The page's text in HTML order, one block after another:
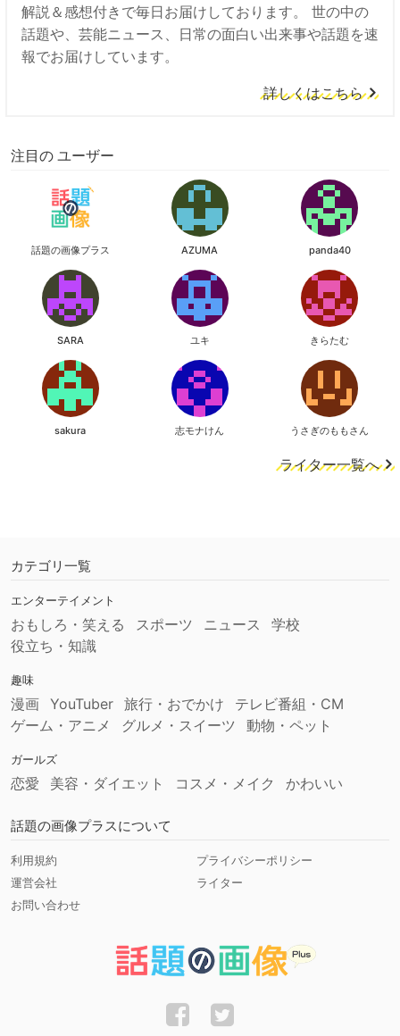
解説＆感想付きで毎日お届けしております。 世の中の
話題や、芸能ニュース、日常の面白い出来事や話題を速
報でお届けしています。
詳しくはこちら
注目の ユーザー
話題の画像プラス AZUMA panda40
SARA ユキ きらたむ
sakura 志モナけん うさぎのももさん
ライター一覧へ
カテゴリ一覧
エンターテイメント
おもしろ・笑える スポーツ ニュース
学校
役立ち・知識
趣味
漫画 YouTuber 旅行・おでかけ
テレビ番組・CM
ゲーム・アニメ
グルメ・スイーツ 動物・ペット
ガールズ
恋愛 美容・ダイエット コスメ・メイク かわいい
話題の画像プラスについて
利用規約
プライバシーポリシー
運営会社
ライター
お問い合わせ